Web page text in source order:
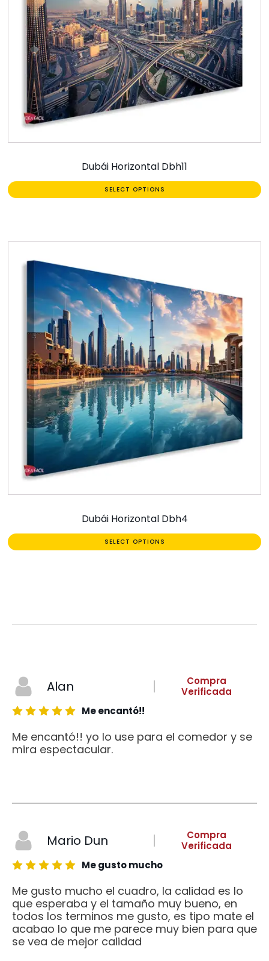
Dubái Horizontal Dbh11
SELECT OPTIONS
Dubái Horizontal Dbh4
SELECT OPTIONS
Alan
Compra
Verificada
Me encantó!!
Me encantó!! yo lo use para el comedor y se
mira espectacular.
Mario Dun
Compra
Verificada
Me gusto mucho
Me gusto mucho el cuadro, la calidad es lo
que esperaba y el tamaño muy bueno, en
todos los terminos me gusto, es tipo mate el
acabao lo que me parece muy bien para que
se vea de mejor calidad